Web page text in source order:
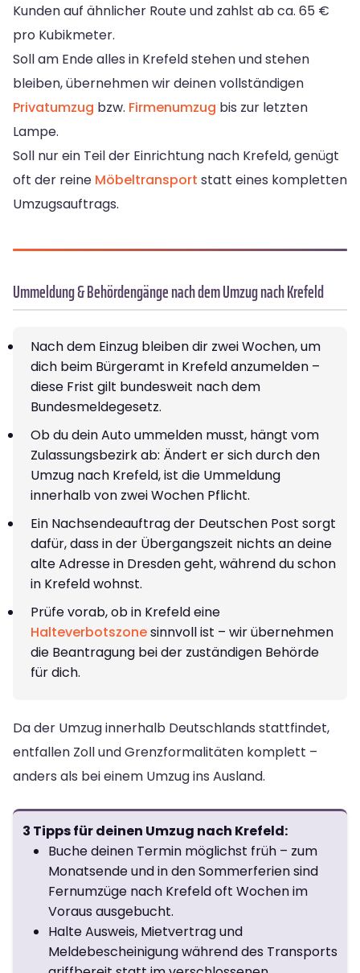
Kunden auf ähnlicher Route und zahlst ab ca. 65 €
pro Kubikmeter.
Soll am Ende alles in Krefeld stehen und stehen
bleiben, übernehmen wir deinen vollständigen
Privatumzug bzw. Firmenumzug bis zur letzten
Lampe.
Soll nur ein Teil der Einrichtung nach Krefeld, genügt
oft der reine Möbeltransport statt eines kompletten
Umzugsauftrags.
Ummeldung & Behördengänge nach dem Umzug nach Krefeld
Nach dem Einzug bleiben dir zwei Wochen, um
dich beim Bürgeramt in Krefeld anzumelden –
diese Frist gilt bundesweit nach dem
Bundesmeldegesetz.
Ob du dein Auto ummelden musst, hängt vom
Zulassungsbezirk ab: Ändert er sich durch den
Umzug nach Krefeld, ist die Ummeldung
innerhalb von zwei Wochen Pflicht.
Ein Nachsendeauftrag der Deutschen Post sorgt
dafür, dass in der Übergangszeit nichts an deine
alte Adresse in Dresden geht, während du schon
in Krefeld wohnst.
Prüfe vorab, ob in Krefeld eine
Halteverbotszonesinnvoll ist – wir übernehmen
die Beantragung bei der zuständigen Behörde
für dich.
Da der Umzug innerhalb Deutschlands stattfindet,
entfallen Zoll und Grenzformalitäten komplett –
anders als bei einem Umzug ins Ausland.
3 Tipps für deinen Umzug nach Krefeld:
Buche deinen Termin möglichst früh – zum
Monatsende und in den Sommerferien sind
Fernumzüge nach Krefeld oft Wochen im
Voraus ausgebucht.
Halte Ausweis, Mietvertrag und
Meldebescheinigung während des Transports